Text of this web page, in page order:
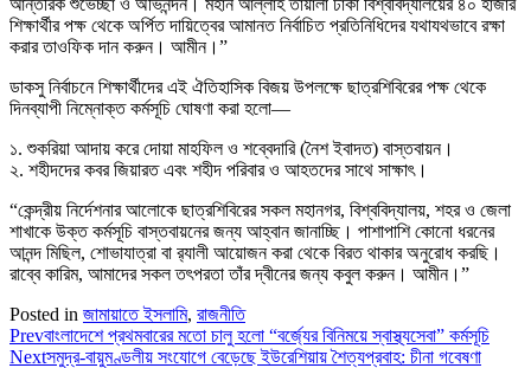
শিক্ষার্থীর পক্ষ থেকে অর্পিত দায়িত্বের আমানত নির্বাচিত প্রতিনিধিদের যথাযথভাবে রক্ষা
করার তাওফিক দান করুন। আমীন।”
ডাকসু নির্বাচনে শিক্ষার্থীদের এই ঐতিহাসিক বিজয় উপলক্ষে ছাত্রশিবিরের পক্ষ থেকে
দিনব্যাপী নিম্নোক্ত কর্মসূচি ঘোষণা করা হলো—
১. শুকরিয়া আদায় করে দোয়া মাহফিল ও শব্বেদারি (নৈশ ইবাদত) বাস্তবায়ন।
২. শহীদদের কবর জিয়ারত এবং শহীদ পরিবার ও আহতদের সাথে সাক্ষাৎ।
“কেন্দ্রীয় নির্দেশনার আলোকে ছাত্রশিবিরের সকল মহানগর, বিশ্ববিদ্যালয়, শহর ও জেলা
শাখাকে উক্ত কর্মসূচি বাস্তবায়নের জন্য আহ্বান জানাচ্ছি। পাশাপাশি কোনো ধরনের
আনন্দ মিছিল, শোভাযাত্রা বা র‌্যালী আয়োজন করা থেকে বিরত থাকার অনুরোধ করছি।
রাব্বে কারিম, আমাদের সকল তৎপরতা তাঁর দ্বীনের জন্য কবুল করুন। আমীন।”
Posted in জামায়াতে ইসলামি, রাজনীতি
Prevবাংলাদেশে প্রথমবারের মতো চালু হলো “বর্জ্যের বিনিময়ে স্বাস্থ্যসেবা” কর্মসূচি
Nextসমুদ্র-বায়ুমণ্ডলীয় সংযোগে বেড়েছে ইউরেশিয়ায় শৈত্যপ্রবাহ: চীনা গবেষণা